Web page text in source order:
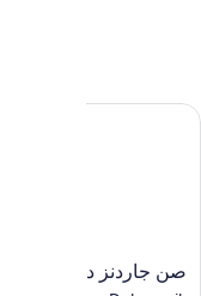
صن
جاردنز
صن جاردنز دوبروفنيك
صن جاردنز دوبروفنيك